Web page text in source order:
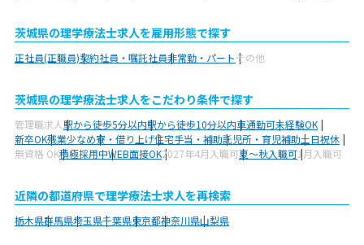
茨城県の理学療法士求人を雇用形態で探す
正社員(正職員)契約社員・嘱託社員非常勤・パートその他
茨城県の理学療法士求人をこだわり条件で探す
管理職求人駅から徒歩5分以内駅から徒歩10分以内車通勤可未経験OK
新卒OK残業少なめ寮・借り上げ住宅手当・補助託児所・育児補助土日祝休
無資格 OK積極採用中WEB面接OK2027年4月入職可夏～秋入職可1月入職可
近隣の都道府県で理学療法士求人を再検索
栃木県群馬県埼玉県千葉県東京都神奈川県山梨県